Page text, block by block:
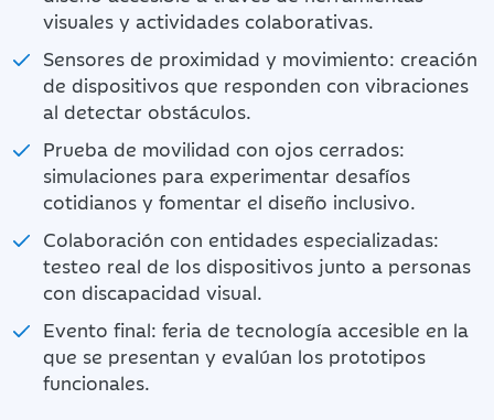
visuales y actividades colaborativas.
Sensores de proximidad y movimiento: creación
de dispositivos que responden con vibraciones
al detectar obstáculos.
Prueba de movilidad con ojos cerrados:
simulaciones para experimentar desafíos
cotidianos y fomentar el diseño inclusivo.
Colaboración con entidades especializadas:
testeo real de los dispositivos junto a personas
con discapacidad visual.
Evento final: feria de tecnología accesible en la
que se presentan y evalúan los prototipos
funcionales.